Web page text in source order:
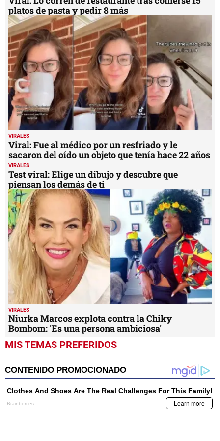
platos de pasta y pedir 8 más
VIRALES
Viral: Fue al médico por un resfriado y le
sacaron del oído un objeto que tenía hace 22 años
VIRALES
Test viral: Elige un dibujo y descubre que
piensan los demás de ti
VIRALES
Niurka Marcos explota contra la Chiky
Bombom: 'Es una persona ambiciosa'
MIS TEMAS PREFERIDOS